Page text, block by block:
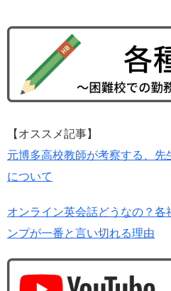
【オススメ記事】
元博多高校教師が考察する、
について
オンライン英会話どうなの？各
ンプが一番と言い切れる理由